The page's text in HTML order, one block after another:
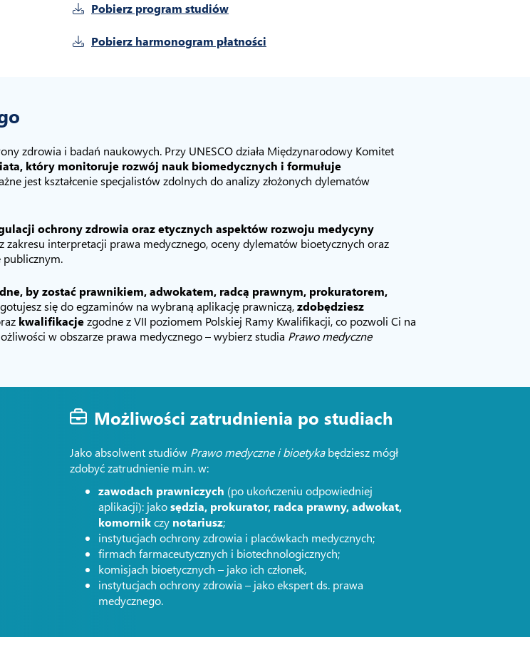
Pobierz program studiów
Pobierz harmonogram płatności
zdrowia i badań naukowych. Przy UNESCO działa Międzynarodowy Komitet
który monitoruje rozwój nauk biomedycznych i formułuje
jest kształcenie specjalistów zdolnych do analizy złożonych dylematów
ochrony zdrowia oraz etycznych aspektów rozwoju medycyny
zakresu interpretacji prawa medycznego, oceny dylematów bioetycznych oraz
publicznym.
by zostać prawnikiem, adwokatem, radcą prawnym, prokuratorem,
się do egzaminów na wybraną aplikację prawniczą,zdobędziesz
kwalifikacjezgodne z VII poziomem Polskiej Ramy Kwalifikacji, co pozwoli Ci na
w obszarze prawa medycznego– wybierz studia Prawo medyczne
Możliwości zatrudnienia po studiach
Jako absolwent studiów Prawo medyczne i bioetykabędziesz mógł
zdobyć zatrudnienie m.in. w:
zawodach prawniczych (po ukończeniu odpowiedniej
aplikacji): jakosędzia, prokurator, radca prawny, adwokat,
komornikczy notariusz;
instytucjach ochrony zdrowia i placówkach medycznych;
firmach farmaceutycznych i biotechnologicznych;
komisjach bioetycznych – jako ich członek,
instytucjach ochrony zdrowia – jako ekspert ds. prawa
medycznego.